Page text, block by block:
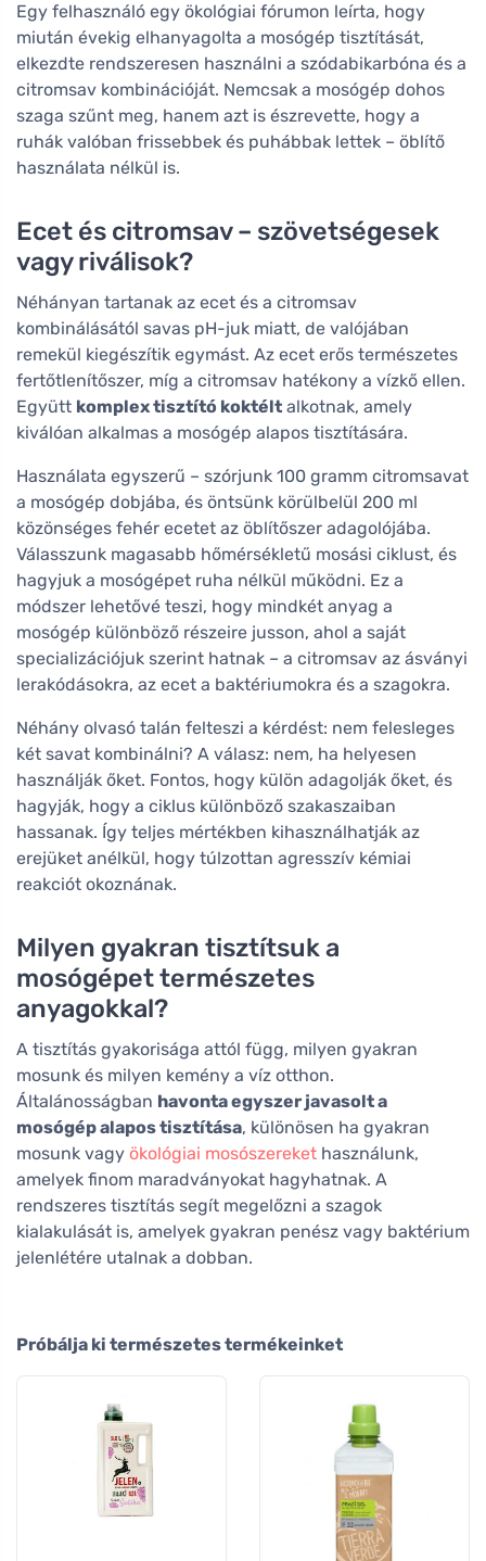
Egy felhasználó egy ökológiai fórumon leírta, hogy
miután évekig elhanyagolta a mosógép tisztítását,
elkezdte rendszeresen használni a szódabikarbóna és a
citromsav kombinációját. Nemcsak a mosógép dohos
szaga szűnt meg, hanem azt is észrevette, hogy a
ruhák valóban frissebbek és puhábbak lettek – öblítő
használata nélkül is.
Ecet és citromsav – szövetségesek
vagy riválisok?
Néhányan tartanak az ecet és a citromsav
kombinálásától savas pH-juk miatt, de valójában
remekül kiegészítik egymást. Az ecet erős természetes
fertőtlenítőszer, míg a citromsav hatékony a vízkő ellen.
Együtt komplex tisztító koktélt alkotnak, amely
kiválóan alkalmas a mosógép alapos tisztítására.
Használata egyszerű – szórjunk 100 gramm citromsavat
a mosógép dobjába, és öntsünk körülbelül 200 ml
közönséges fehér ecetet az öblítőszer adagolójába.
Válasszunk magasabb hőmérsékletű mosási ciklust, és
hagyjuk a mosógépet ruha nélkül működni. Ez a
módszer lehetővé teszi, hogy mindkét anyag a
mosógép különböző részeire jusson, ahol a saját
specializációjuk szerint hatnak – a citromsav az ásványi
lerakódásokra, az ecet a baktériumokra és a szagokra.
Néhány olvasó talán felteszi a kérdést: nem felesleges
két savat kombinálni? A válasz: nem, ha helyesen
használják őket. Fontos, hogy külön adagolják őket, és
hagyják, hogy a ciklus különböző szakaszaiban
hassanak. Így teljes mértékben kihasználhatják az
erejüket anélkül, hogy túlzottan agresszív kémiai
reakciót okoznának.
Milyen gyakran tisztítsuk a
mosógépet természetes
anyagokkal?
A tisztítás gyakorisága attól függ, milyen gyakran
mosunk és milyen kemény a víz otthon.
Általánosságban havonta egyszer javasolt a
mosógép alapos tisztítása, különösen ha gyakran
mosunk vagy ökológiai mosószereket használunk,
amelyek finom maradványokat hagyhatnak. A
rendszeres tisztítás segít megelőzni a szagok
kialakulását is, amelyek gyakran penész vagy baktérium
jelenlétére utalnak a dobban.
Próbálja ki természetes termékeinket